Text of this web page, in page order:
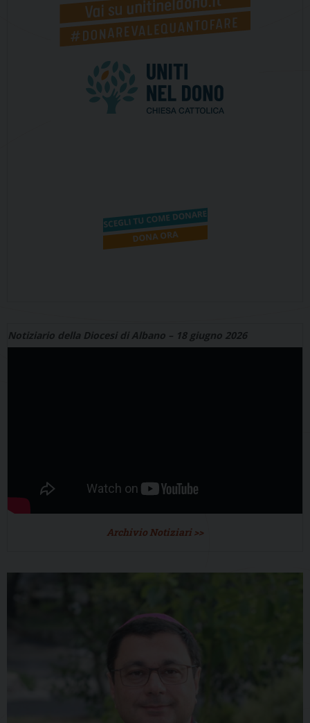
Notiziario della Diocesi di Albano – 18 giugno 2026
Archivio Notiziari >>